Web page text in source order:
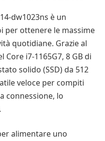
dw1023ns è un
per ottenere le massime
quotidiane. Grazie al
i7-1165G7, 8 GB di
solido (SSD) da 512
veloce per compiti
connessione, lo
alimentare uno